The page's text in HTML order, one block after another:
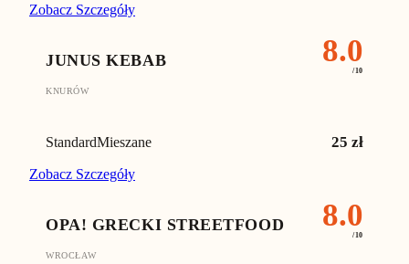
Zobacz Szczegóły
JUNUS KEBAB
KNURÓW
8.0
/10
StandardMieszane 25 zł
Zobacz Szczegóły
OPA! GRECKI STREETFOOD
WROCŁAW
8.0
/10